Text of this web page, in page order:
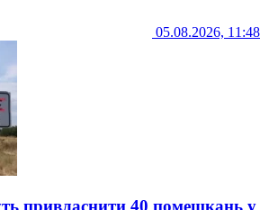
05.08.2026, 11:48
привласнити 40 помешкань у